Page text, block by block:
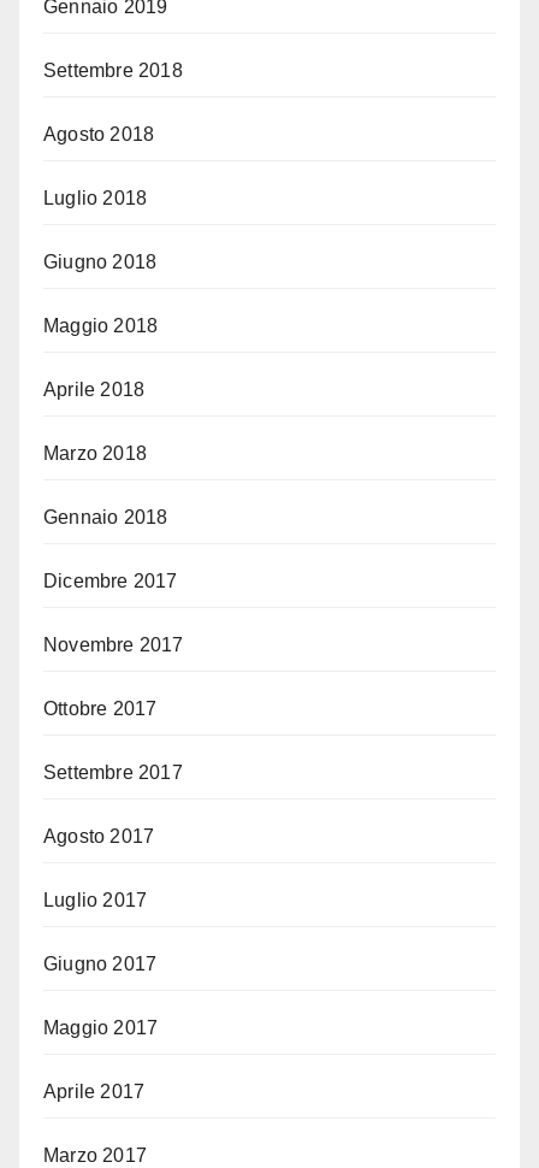
Gennaio 2019
Settembre 2018
Agosto 2018
Luglio 2018
Giugno 2018
Maggio 2018
Aprile 2018
Marzo 2018
Gennaio 2018
Dicembre 2017
Novembre 2017
Ottobre 2017
Settembre 2017
Agosto 2017
Luglio 2017
Giugno 2017
Maggio 2017
Aprile 2017
Marzo 2017